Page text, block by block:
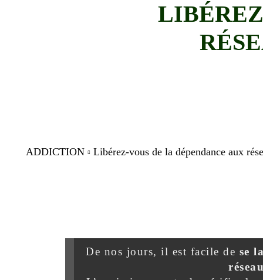
ADDICTION Libérez-vous de la dépendance aux
De nos jours, il est facile de se